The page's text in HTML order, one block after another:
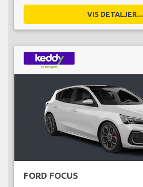
VIS DETALJER...
FORD FOCUS